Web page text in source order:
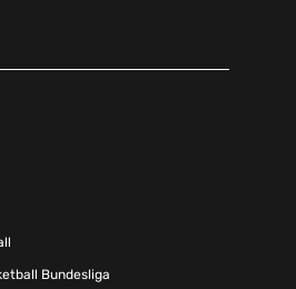
Bundesliga